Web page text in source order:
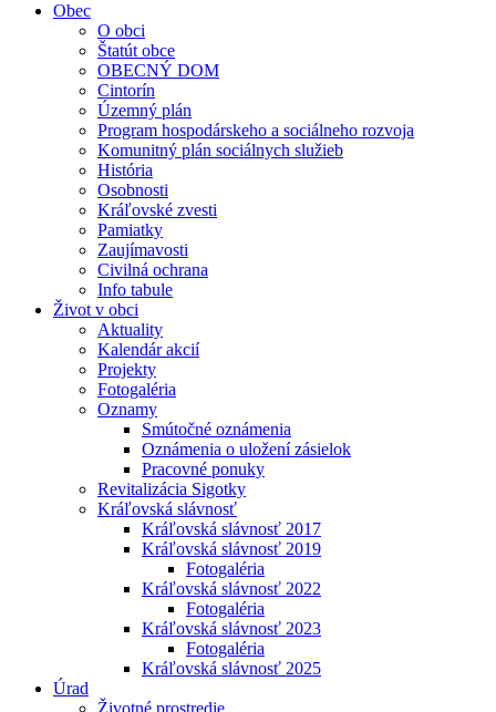
Obec
O obci
Štatút obce
OBECNÝ DOM
Cintorín
Územný plán
Program hospodárskeho a sociálneho rozvoja
Komunitný plán sociálnych služieb
História
Osobnosti
Kráľovské zvesti
Pamiatky
Zaujímavosti
Civilná ochrana
Info tabule
Život v obci
Aktuality
Kalendár akcií
Projekty
Fotogaléria
Oznamy
Smútočné oznámenia
Oznámenia o uložení zásielok
Pracovné ponuky
Revitalizácia Sigotky
Kráľovská slávnosť
Kráľovská slávnosť 2017
Kráľovská slávnosť 2019
Fotogaléria
Kráľovská slávnosť 2022
Fotogaléria
Kráľovská slávnosť 2023
Fotogaléria
Kráľovská slávnosť 2025
Úrad